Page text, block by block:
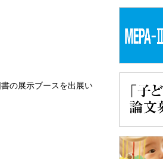
の展示ブースを出展い